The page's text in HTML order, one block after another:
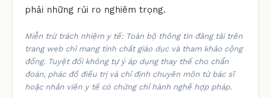
phải những rủi ro nghiêm trọng.
Miễn trừ trách nhiệm y tế: Toàn bộ thông tin đăng tải trên
trang web chỉ mang tính chất giáo dục và tham khảo cộng
đồng. Tuyệt đối không tự ý áp dụng thay thế cho chẩn
đoán, phác đồ điều trị và chỉ định chuyên môn từ bác sĩ
hoặc nhân viên y tế có chứng chỉ hành nghề hợp pháp.